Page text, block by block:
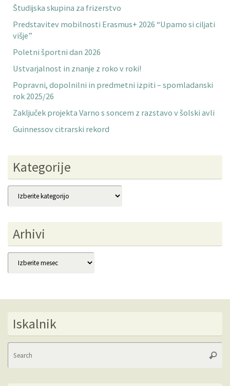
Študijska skupina za frizerstvo
Predstavitev mobilnosti Erasmus+ 2026 “Upamo si ciljati
višje”
Poletni športni dan 2026
Ustvarjalnost in znanje z roko v roki!
Popravni, dopolnilni in predmetni izpiti – spomladanski
rok 2025/26
Zaključek projekta Varno s soncem z razstavo v šolski avli
Guinnessov citrarski rekord
Kategorije
Kategorije
Arhivi
Arhivi
Iskalnik